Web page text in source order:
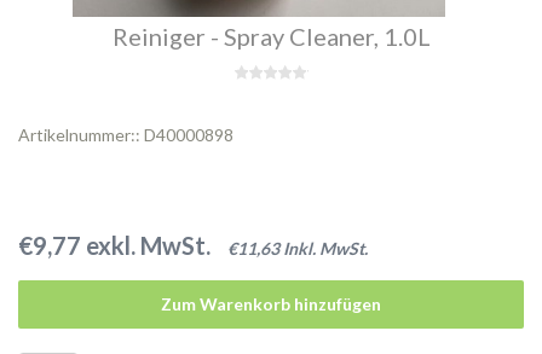
Reiniger - Spray Cleaner, 1.0L
Artikelnummer:: D40000898
€9,77 exkl. MwSt. €11,63 Inkl. MwSt.
Zum Warenkorb hinzufügen